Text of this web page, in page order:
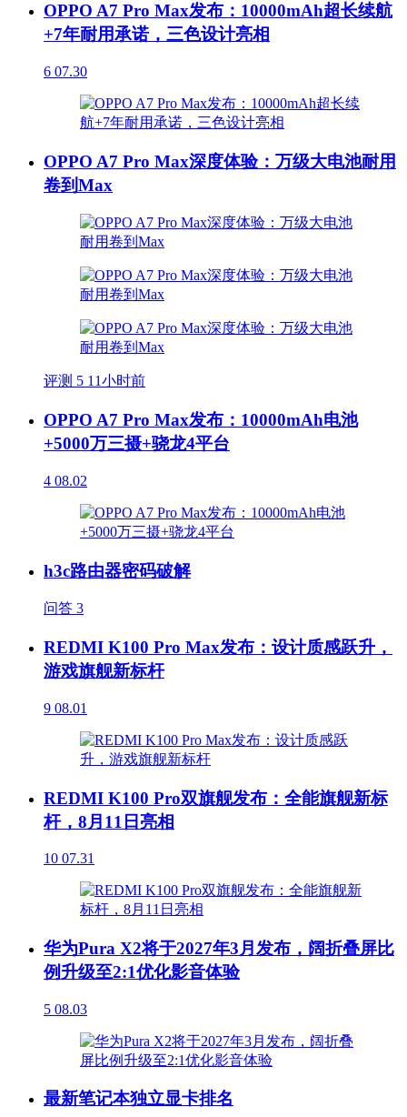
OPPO A7 Pro Max发布：10000mAh超长续航
+7年耐用承诺，三色设计亮相
6 07.30
OPPO A7 Pro Max深度体验：万级大电池耐用
卷到Max
评测 5 11小时前
OPPO A7 Pro Max发布：10000mAh电池
+5000万三摄+骁龙4平台
4 08.02
h3c路由器密码破解
问答 3
REDMI K100 Pro Max发布：设计质感跃升，
游戏旗舰新标杆
9 08.01
REDMI K100 Pro双旗舰发布：全能旗舰新标
杆，8月11日亮相
10 07.31
华为Pura X2将于2027年3月发布，阔折叠屏比
例升级至2:1优化影音体验
5 08.03
最新笔记本独立显卡排名